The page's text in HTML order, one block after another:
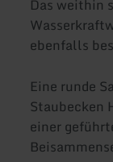
Das weithin
ebenfalls
Eine runde
Staubecken
einer